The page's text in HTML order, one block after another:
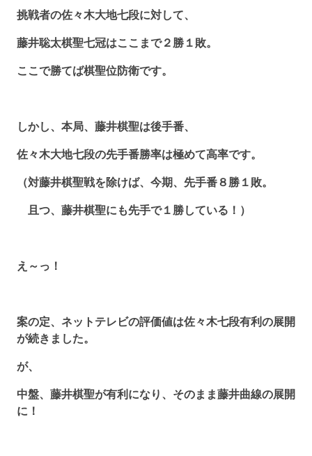
挑戦者の佐々木大地七段に対して、
藤井聡太棋聖七冠はここまで２勝１敗。
ここで勝てば棋聖位防衛です。
しかし、本局、藤井棋聖は後手番、
佐々木大地七段の先手番勝率は極めて高率です。
（対藤井棋聖戦を除けば、今期、先手番８勝１敗。
且つ、藤井棋聖にも先手で１勝している！）
え～っ！
案の定、ネットテレビの評価値は佐々木七段有利の展開
が続きました。
が、
中盤、藤井棋聖が有利になり、そのまま藤井曲線の展開
に！